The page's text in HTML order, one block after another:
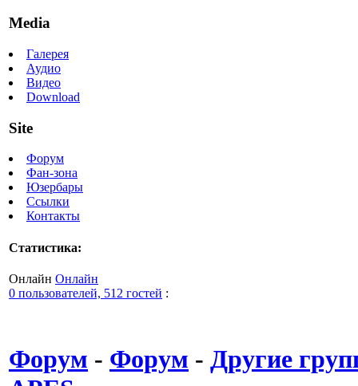
Media
Галерея
Аудио
Видео
Download
Site
Форум
Фан-зона
Юзербары
Ссылки
Контакты
Статистика:
Онлайн Онлайн
0 пользователей, 512 гостей :
Форум - Форум - Другие